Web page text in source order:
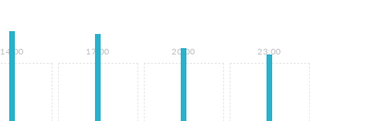
14:00 17:00 20:00 23:00